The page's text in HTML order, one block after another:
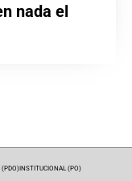
nada el
(PDO)INSTITUCIONAL (PO)